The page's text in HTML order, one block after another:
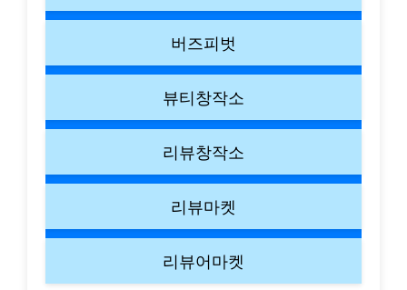
버즈피벗
뷰티창작소
리뷰창작소
리뷰마켓
리뷰어마켓